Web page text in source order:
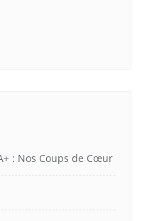
: Nos Coups de Cœur